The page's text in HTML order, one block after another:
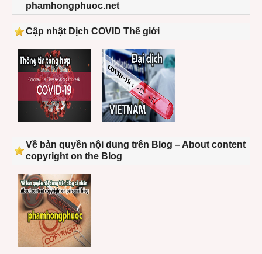
phamhongphuoc.net
Cập nhật Dịch COVID Thế giới
Về bản quyền nội dung trên Blog – About content
copyright on the Blog